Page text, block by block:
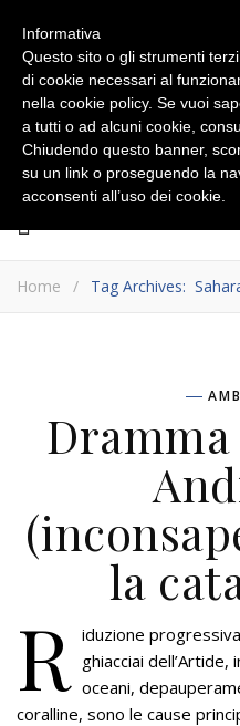
Home / Tag Archives:
la
R iduzione
ghiacciai
oceani,
coralline, sono le cause
Informativa
Questo sito o gli strumenti
di cookie necessari al
nella cookie policy. Se vuoi
a tutti o ad alcuni cookie,
Chiudendo questo banner,
su un link o proseguendo la
acconsenti all’uso dei cookie.